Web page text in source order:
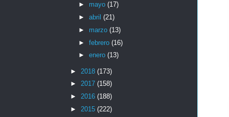
► mayo (17)
► abril (21)
► marzo (13)
► febrero (16)
► enero (13)
► 2018 (173)
► 2017 (158)
► 2016 (188)
► 2015 (222)